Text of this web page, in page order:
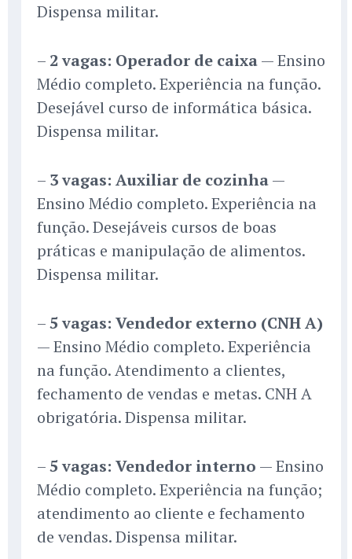
Dispensa militar.
– 2 vagas: Operador de caixa— Ensino
Médio completo. Experiência na função.
Desejável curso de informática básica.
Dispensa militar.
– 3 vagas: Auxiliar de cozinha—
Ensino Médio completo. Experiência na
função. Desejáveis cursos de boas
práticas e manipulação de alimentos.
Dispensa militar.
–5 vagas: Vendedor externo (CNH A)
— Ensino Médio completo. Experiência
na função. Atendimento a clientes,
fechamento de vendas e metas. CNH A
obrigatória. Dispensa militar.
–5 vagas: Vendedor interno — Ensino
Médio completo. Experiência na função;
atendimento ao cliente e fechamento
de vendas. Dispensa militar.